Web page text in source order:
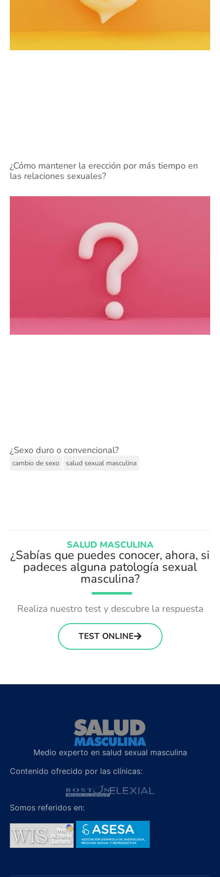
¿Cómo mantener la erección por más tiempo en
las relaciones sexuales?
¿Sexo duro o convencional?
cambio de sexo salud sexual masculina
SALUD MASCULINA
¿Sabías que puedes conocer, ahora, si
padeces alguna patología sexual
masculina?
Realiza nuestro test y descubre la respuesta
TEST ONLINE
Medio experto en salud sexual masculina
Contenido ofrecido por las clínicas:
Somos referidos en: